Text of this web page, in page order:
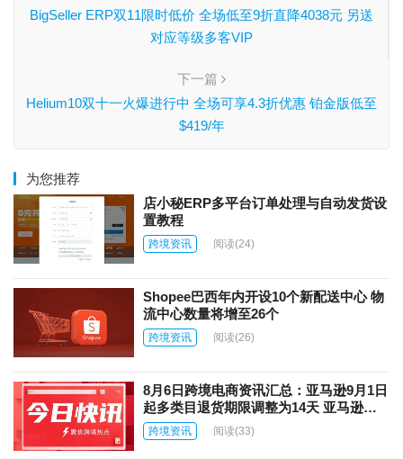
BigSeller ERP双11限时低价 全场低至9折直降4038元 另送
对应等级多客VIP
下一篇
Helium10双十一火爆进行中 全场可享4.3折优惠 铂金版低至
$419/年
为您推荐
店小秘ERP多平台订单处理与自动发货设
置教程
跨境资讯 阅读(24)
Shopee巴西年内开设10个新配送中心 物
流中心数量将增至26个
跨境资讯 阅读(26)
8月6日跨境电商资讯汇总：亚马逊9月1日
起多类目退货期限调整为14天 亚马逊上
线AI商品图片自动翻译功能
跨境资讯 阅读(33)